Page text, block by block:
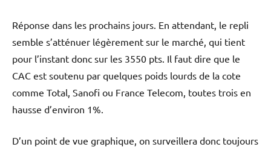
Réponse dans les prochains jours. En attendant, le repli
semble s’atténuer légèrement sur le marché, qui tient
pour l’instant donc sur les 3550 pts. Il faut dire que le
CAC est soutenu par quelques poids lourds de la cote
comme Total, Sanofi ou France Telecom, toutes trois en
hausse d’environ 1%.
D’un point de vue graphique, on surveillera donc toujours